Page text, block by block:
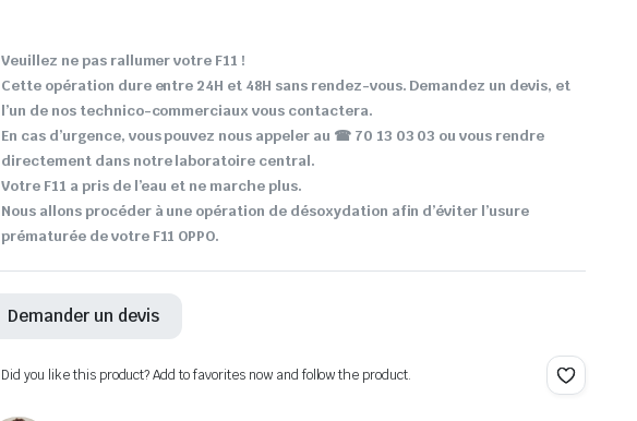
Veuillez ne pas rallumer votre F11 !
Cette opération dure entre 24H et 48H sans rendez-vous. Demandez un devis, et
l’un de nos technico-commerciaux vous contactera.
En cas d’urgence, vous pouvez nous appeler au ☎ 70 13 03 03 ou vous rendre
directement dans notre laboratoire central.
Votre F11 a pris de l’eau et ne marche plus.
Nous allons procéder à une opération de désoxydation afin d’éviter l’usure
prématurée de votre F11 OPPO.
Demander un devis
Did you like this product? Add to favorites now and follow the product.